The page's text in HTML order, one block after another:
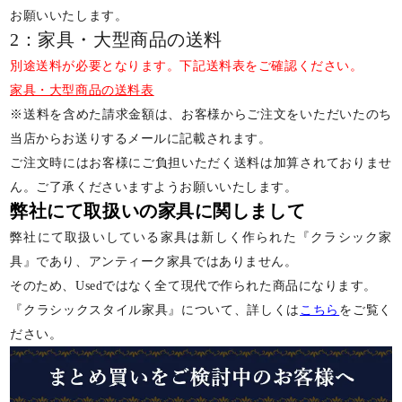
お願いいたします。
2：家具・大型商品の送料
別途送料が必要となります。下記送料表をご確認ください。
家具・大型商品の送料表
※送料を含めた請求金額は、お客様からご注文をいただいたのち
当店からお送りするメールに記載されます。
ご注文時にはお客様にご負担いただく送料は加算されておりませ
ん。ご了承くださいますようお願いいたします。
弊社にて取扱いの家具に関しまして
弊社にて取扱いしている家具は新しく作られた『クラシック家
具』であり、アンティーク家具ではありません。
そのため、Usedではなく全て現代で作られた商品になります。
『クラシックスタイル家具』について、詳しくは こちら をご覧く
ださい。